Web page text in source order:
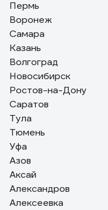
Борис
22.01.2020
Из инверторных
нормальный трехфазник,
отзывы только
мастерили и для
Сырости не боялись
Пермь
Воронеж
Самара
Казань
Волгоград
Новосибирск
Ростов-на-Дону
Саратов
Тула
Тюмень
Уфа
Азов
Аксай
Александров
Алексеевка